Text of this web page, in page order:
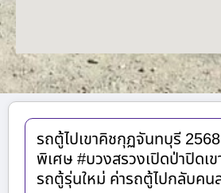
รถตู้ไปเขาคิชกุฏจันทบุรี
พิเศษ #บวงสรวงเปิดป่าปิดเ
รถตู้รุ่นใหม่ ค่ารถตู้ไปกลับค